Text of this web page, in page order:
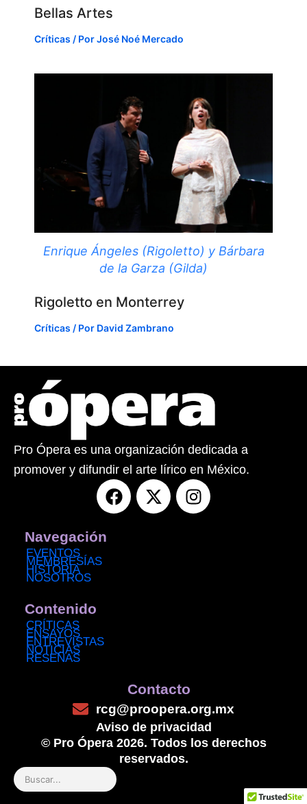
Bellas Artes
Críticas / PorJosé Noé Mercado
Enrique Ángeles (Rigoletto) y Bárbara
de la Garza (Gilda)
Rigoletto en Monterrey
Críticas / Por David Zambrano
Pro Ópera es una organización dedicada a
promover y difundir el arte lírico en México.
F
a
X
-
I
n
Navegación
EVENTOS
MEMBRESÍAS
HISTORIA
NOSOTROS
Contenido
CRÍTICAS
ENSAYOS
ENTREVISTAS
NOTICIAS
RESEÑAS
Contacto
rcg@proopera.org.mx
Aviso de privacidad
© Pro Ópera 2026. Todos los derechos
reservados.